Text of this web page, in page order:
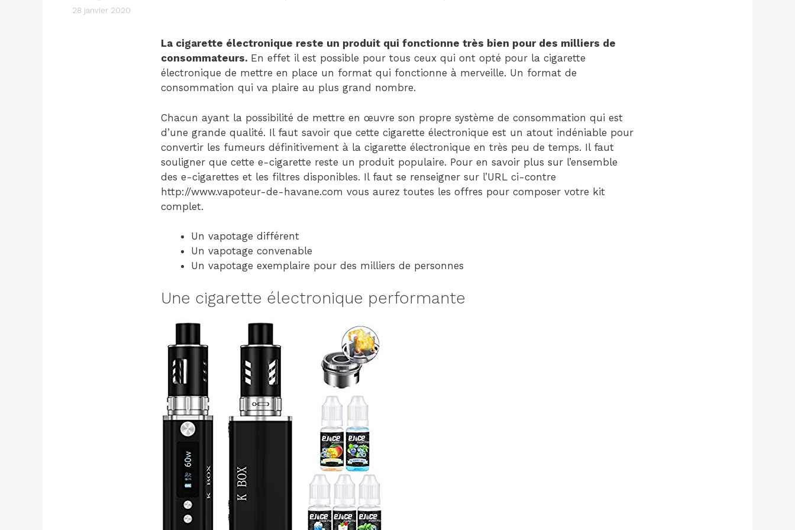
|
Theme:
GeneratePress
28 janvier 2020
La cigarette électronique reste un produit qui fonctionne très bien pour des milliers de
consommateurs. En effet il est possible pour tous ceux qui ont opté pour la cigarette
électronique de mettre en place un format qui fonctionne à merveille. Un format de
consommation qui va plaire au plus grand nombre.
Chacun ayant la possibilité de mettre en œuvre son propre système de consommation qui est
d’une grande qualité. Il faut savoir que cette cigarette électronique est un atout indéniable pour
convertir les fumeurs définitivement à la cigarette électronique en très peu de temps. Il faut
souligner que cette e-cigarette reste un produit populaire. Pour en savoir plus sur l’ensemble
des e-cigarettes et les filtres disponibles. Il faut se renseigner sur l’URL ci-contre
http://www.vapoteur-de-havane.com vous aurez toutes les offres pour composer votre kit
complet.
Un vapotage différent
Un vapotage convenable
Un vapotage exemplaire pour des milliers de personnes
Une cigarette électronique performante